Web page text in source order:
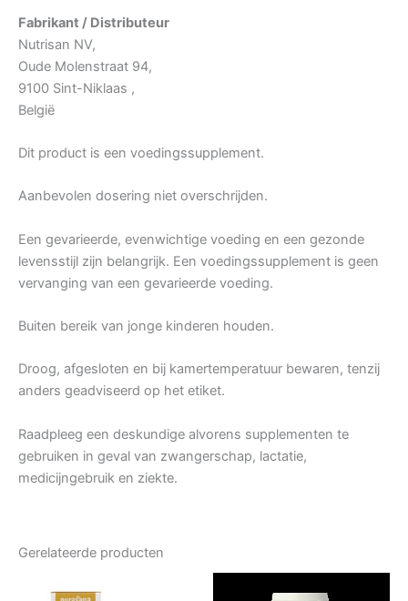
Fabrikant / Distributeur
Nutrisan NV,
Oude Molenstraat 94,
9100 Sint-Niklaas ,
België
Dit product is een voedingssupplement.
Aanbevolen dosering niet overschrijden.
Een gevarieerde, evenwichtige voeding en een gezonde
levensstijl zijn belangrijk. Een voedingssupplement is geen
vervanging van een gevarieerde voeding.
Buiten bereik van jonge kinderen houden.
Droog, afgesloten en bij kamertemperatuur bewaren, tenzij
anders geadviseerd op het etiket.
Raadpleeg een deskundige alvorens supplementen te
gebruiken in geval van zwangerschap, lactatie,
medicijngebruik en ziekte.
Gerelateerde producten